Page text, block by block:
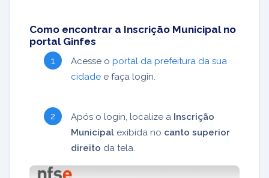
Como encontrar a Inscrição Municipal no
portal Ginfes
Acesse o portal da prefeitura da sua
cidade e faça login.
Após o login, localize a Inscrição
Municipal exibida no canto superior
direito da tela.